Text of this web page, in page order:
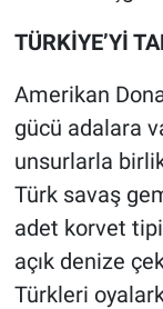
TÜRKİYE’Yİ
Amerikan
gücü adalara
unsurlarla
Türk savaş
adet korvet
açık denize
Türkleri